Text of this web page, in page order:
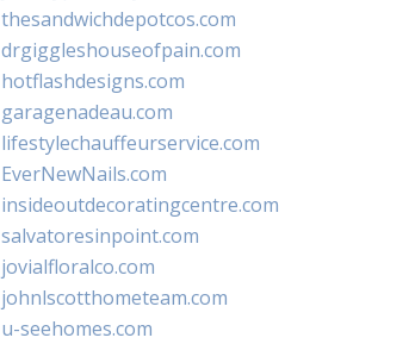
thesandwichdepotcos.com
drgiggleshouseofpain.com
hotflashdesigns.com
garagenadeau.com
lifestylechauffeurservice.com
EverNewNails.com
insideoutdecoratingcentre.com
salvatoresinpoint.com
jovialfloralco.com
johnlscotthometeam.com
u-seehomes.com